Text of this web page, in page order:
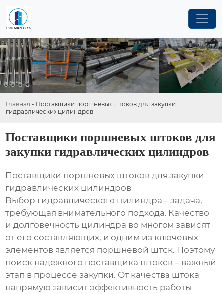
Главная - Поставщики поршневых штоков для закупки
гидравлических цилиндров
Поставщики поршневых штоков для
закупки гидравлических цилиндров
Поставщики поршневых штоков для закупки
гидравлических цилиндров
Выбор гидравлического цилиндра – задача,
требующая внимательного подхода. Качество
и долговечность цилиндра во многом зависят
от его составляющих, и одним из ключевых
элементов является поршневой шток. Поэтому
поиск надежного поставщика штоков – важный
этап в процессе закупки. От качества штока
напрямую зависит эффективность работы